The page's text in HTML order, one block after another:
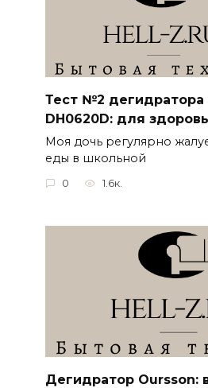
Тест №2 дегидратора
DH0620D: для
Моя дочь регулярно
еды в школьной
0 1.6к.
Дегидратор Oursson: